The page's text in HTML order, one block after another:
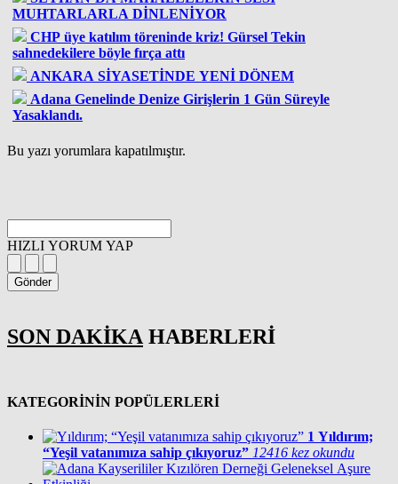
MUHTARLARLA DİNLENİYOR
CHP üye katılım töreninde kriz! Gürsel Tekin
sahnedekilere böyle fırça attı
ANKARA SİYASETİNDE YENİ DÖNEM
Adana Genelinde Denize Girişlerin 1 Gün Süreyle
Yasaklandı.
Bu yazı yorumlara kapatılmıştır.
HIZLI YORUM YAP
Gönder
SON DAKİKA HABERLERİ
KATEGORİNİN POPÜLERLERİ
1 Yıldırım;
“Yeşil vatanımıza sahip çıkıyoruz” 12416 kez okundu